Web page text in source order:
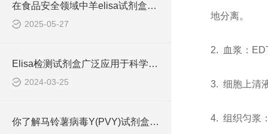
在食品安全领域中羊elisa试剂盒也有着一定的应用
2025-05-27
Elisa检测试剂盒广泛应用于科学研究和临床诊断中
2024-03-25
你了解马铃薯病毒Y(PVY)试剂盒吗？
地分离。
2. 血浆：
3. 细胞上清
4. 组织匀浆